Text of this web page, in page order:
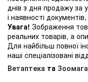
днів з дня продажу за
і наявності
Увага! Зображення
реальних товарів, а
Для найбільш повної
наші спеціалізовані
Ветаптека та